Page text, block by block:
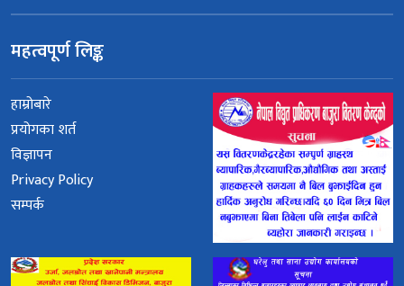
महत्वपूर्ण लिङ्क
हाम्रोबारे
प्रयोगका शर्त
विज्ञापन
Privacy Policy
सम्पर्क